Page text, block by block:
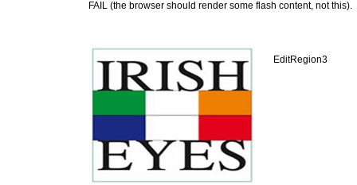
FAIL (the browser should render some flash content, not this).
EditRegion3